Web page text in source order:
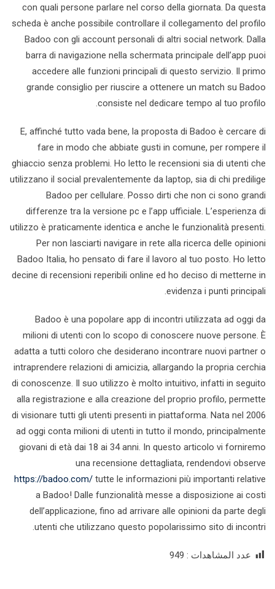
con quali persone parlare nel corso della giornata. Da questa
scheda è anche possibile controllare il collegamento del profilo
Badoo con gli account personali di altri social network. Dalla
barra di navigazione nella schermata principale dell’app puoi
accedere alle funzioni principali di questo servizio. Il primo
grande consiglio per riuscire a ottenere un match su Badoo
consiste nel dedicare tempo al tuo profilo.
E, affinché tutto vada bene, la proposta di Badoo è cercare di
fare in modo che abbiate gusti in comune, per rompere il
ghiaccio senza problemi. Ho letto le recensioni sia di utenti che
utilizzano il social prevalentemente da laptop, sia di chi predilige
Badoo per cellulare. Posso dirti che non ci sono grandi
differenze tra la versione pc e l’app ufficiale. L’esperienza di
utilizzo è praticamente identica e anche le funzionalità presenti.
Per non lasciarti navigare in rete alla ricerca delle opinioni
Badoo Italia, ho pensato di fare il lavoro al tuo posto. Ho letto
decine di recensioni reperibili online ed ho deciso di metterne in
evidenza i punti principali.
Badoo è una popolare app di incontri utilizzata ad oggi da
milioni di utenti con lo scopo di conoscere nuove persone. È
adatta a tutti coloro che desiderano incontrare nuovi partner o
intraprendere relazioni di amicizia, allargando la propria cerchia
di conoscenze. Il suo utilizzo è molto intuitivo, infatti in seguito
alla registrazione e alla creazione del proprio profilo, permette
di visionare tutti gli utenti presenti in piattaforma. Nata nel 2006
ad oggi conta milioni di utenti in tutto il mondo, principalmente
giovani di età dai 18 ai 34 anni. In questo articolo vi forniremo
una recensione dettagliata, rendendovi observe
https://badoo.com/ tutte le informazioni più importanti relative
a Badoo! Dalle funzionalità messe a disposizione ai costi
dell’applicazione, fino ad arrivare alle opinioni da parte degli
utenti che utilizzano questo popolarissimo sito di incontri.
عدد المشاهدات : 949